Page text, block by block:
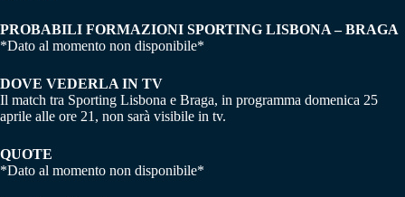
PROBABILI FORMAZIONI SPORTING LISBONA – BRAGA
*Dato al momento non disponibile*
DOVE VEDERLA IN TV
Il match tra Sporting Lisbona e Braga, in programma domenica 25
aprile alle ore 21, non sarà visibile in tv.
QUOTE
*Dato al momento non disponibile*